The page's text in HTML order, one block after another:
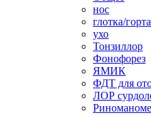
нос
глотка/
ухо
Тонзиллор
Фонофорез
ЯМИК
ФДТ для
ЛОР